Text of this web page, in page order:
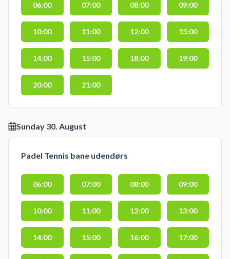
06:00 07:00 08:00 09:00
10:00 11:00 12:00 13:00
14:00 15:00 18:00 19:00
20:00 21:00
Sunday 30. August
Padel Tennis bane udendørs
06:00 07:00 08:00 09:00
10:00 11:00 12:00 13:00
14:00 15:00 16:00 17:00